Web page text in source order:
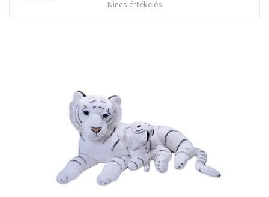
Nincs értékelés